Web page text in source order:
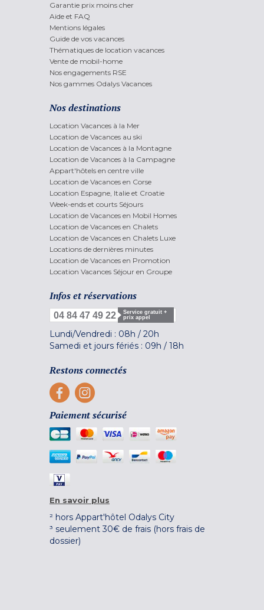
Garantie prix moins cher
Aide et FAQ
Mentions légales
Guide de vos vacances
Thématiques de location vacances
Vente de mobil-home
Nos engagements RSE
Nos gammes Odalys Vacances
Nos destinations
Location Vacances à la Mer
Location de Vacances au ski
Location de Vacances à la Montagne
Location de Vacances à la Campagne
Appart'hôtels en centre ville
Location de Vacances en Corse
Location Espagne, Italie et Croatie
Week-ends et courts Séjours
Location de Vacances en Mobil Homes
Location de Vacances en Chalets
Location de Vacances en Chalets Luxe
Locations de dernières minutes
Location de Vacances en Promotion
Location Vacances Séjour en Groupe
Infos et réservations
04 84 47 49 22
Service gratuit +
prix appel
Lundi/Vendredi : 08h / 20h
Samedi et jours fériés : 09h / 18h
Restons connectés
Paiement sécurisé
En savoir plus
² hors Appart'hôtel Odalys City
³ seulement 30€ de frais (hors frais de
dossier)